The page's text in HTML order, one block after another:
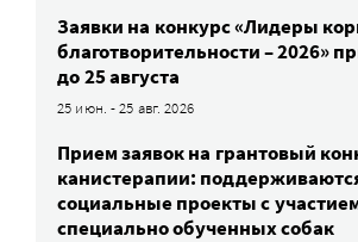
Заявки на конкурс «Лидеры
благотворительности – 2026»
до 25 августа
25 июн. - 25 авг. 2026
Прием заявок на грантовый
канистерапии:
социальные проекты с
специально обученных собак